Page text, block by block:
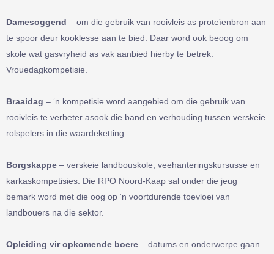
Damesoggend – om die gebruik van rooivleis as proteïenbron aan
te spoor deur kooklesse aan te bied. Daar word ook beoog om
skole wat gasvryheid as vak aanbied hierby te betrek.
Vrouedagkompetisie.
Braaidag – ‘n kompetisie word aangebied om die gebruik van
rooivleis te verbeter asook die band en verhouding tussen verskeie
rolspelers in die waardeketting.
Borgskappe – verskeie landbouskole, veehanteringskursusse en
karkaskompetisies. Die RPO Noord-Kaap sal onder die jeug
bemark word met die oog op ‘n voortdurende toevloei van
landbouers na die sektor.
Opleiding vir opkomende boere – datums en onderwerpe gaan